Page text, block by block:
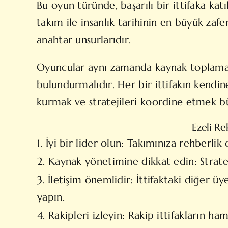
Bu oyun türünde, başarılı bir ittifaka
takım ile insanlık tarihinin en büyük
anahtar unsurlarıdır.
Oyuncular aynı zamanda kaynak
bulundurmalıdır. Her bir ittifakın
kurmak ve stratejileri koordine etmek
Ezeli
1. İyi bir lider olun: Takımınıza
2. Kaynak yönetimine dikkat edin:
3. İletişim önemlidir: İttifaktaki diğer
yapın.
4. Rakipleri izleyin: Rakip ittifakların